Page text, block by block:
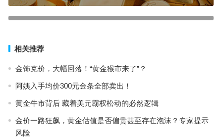
相关推荐
金饰克价，大幅回落！“黄金猴市来了”？
阿姨入手均价300元金条全部卖出！
黄金牛市背后 藏着美元霸权松动的必然逻辑
金价一路狂飙，黄金估值是否偏贵甚至存在泡沫？专家提示
风险